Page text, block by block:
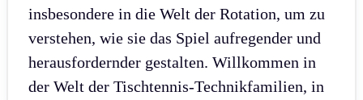
insbesondere in die Welt der Rotation, um zu
verstehen, wie sie das Spiel aufregender und
herausfordernder gestalten. Willkommen in
der Welt der Tischtennis-Technikfamilien, in